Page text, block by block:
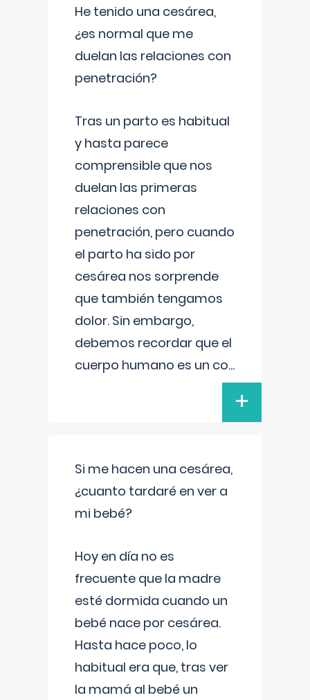
He tenido una cesárea,
¿es normal que me
duelan las relaciones con
penetración?
Tras un parto es habitual
y hasta parece
comprensible que nos
duelan las primeras
relaciones con
penetración, pero cuando
el parto ha sido por
cesárea nos sorprende
que también tengamos
dolor. Sin embargo,
debemos recordar que el
cuerpo humano es un co...
+
Si me hacen una cesárea,
¿cuanto tardaré en ver a
mi bebé?
Hoy en día no es
frecuente que la madre
esté dormida cuando un
bebé nace por cesárea.
Hasta hace poco, lo
habitual era que, tras ver
la mamá al bebé un